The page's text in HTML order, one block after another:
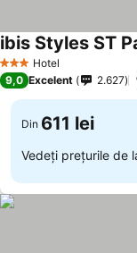
3 SteleHotel
ibis Styles ST
9,0 Excelent 2.627
Din 611 lei
Vedeți prețurile de